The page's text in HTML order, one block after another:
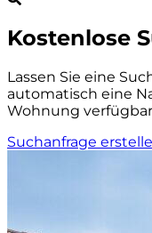
Kostenlose
Lassen Sie eine
automatisch eine
Wohnung
Suchanfrage